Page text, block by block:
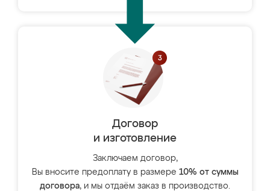
Договор
и изготовление
Заключаем договор,
Вы вносите предоплату в размере 10% от суммы
договора, и мы отдаём заказ в производство.